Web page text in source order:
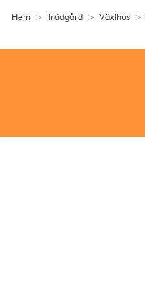
Hem > Trädgård > Växthus >